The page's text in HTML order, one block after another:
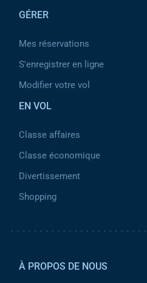
GÉRER
Mes réservations
S'enregistrer en ligne
Modifier votre vol
EN VOL
Classe affaires
Classe économique
Divertissement
Shopping
À PROPOS DE NOUS